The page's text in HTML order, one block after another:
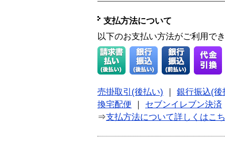
支払方法について
以下のお支払い方法がご利用で
売掛取引(後払い)
銀行振込(後
換宅配便
セブンイレブン決済
⇒支払方法について詳しくはこ